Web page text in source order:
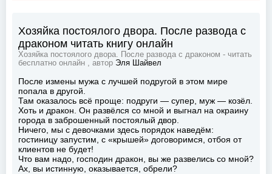
Хозяйка постоялого двора. После развода с
драконом читать книгу онлайн
Хозяйка постоялого двора. После развода с драконом - читать
бесплатно онлайн , автор Эля Шайвел
После измены мужа с лучшей подругой в этом мире
попала в другой.
Там оказалось всё проще: подруги — супер, муж — козёл.
Хоть и дракон. Он развёлся со мной и выгнал на окраину
города в заброшенный постоялый двор.
Ничего, мы с девочками здесь порядок наведём:
гостиницу запустим, с «крышей» договоримся, отбоя от
клиентов не будет!
Что вам надо, господин дракон, вы же развелись со мной?
Ах, вы истинную, оказывается, обрели?